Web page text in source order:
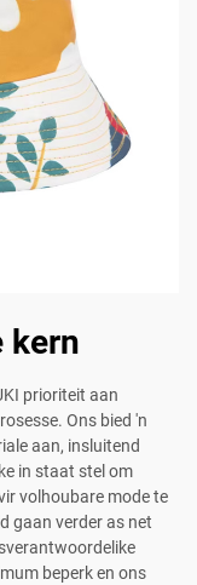
kern
prioriteit aan
Ons bied 'n
aan, insluitend
in staat stel om
volhoubare mode te
gaan verder as net
beperk en ons